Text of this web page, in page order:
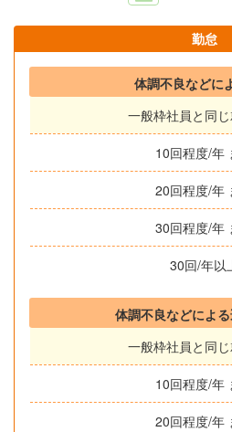
勤怠
体調不良などに
一般枠社員と同
10回程度/年
20回程度/年
30回程度/年
30回/年以
体調不良などによ
一般枠社員と同
10回程度/年
20回程度/年